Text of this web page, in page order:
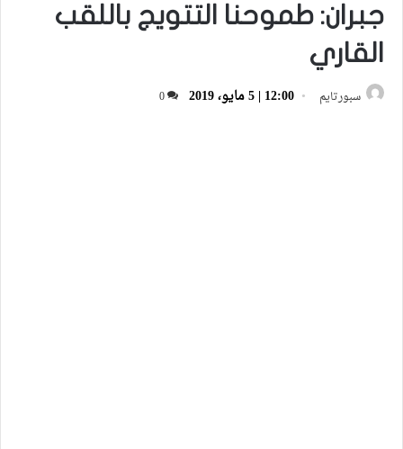
جبران: طموحنا التتويج باللقب
القاري
سبورتايم 12:00 | 5 مايو، 2019 0